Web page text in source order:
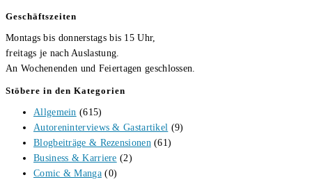
Geschäftszeiten
Montags bis donnerstags bis 15 Uhr,
freitags je nach Auslastung.
An Wochenenden und Feiertagen geschlossen.
Stöbere in den Kategorien
Allgemein (615)
Autoreninterviews & Gastartikel (9)
Blogbeiträge & Rezensionen (61)
Business & Karriere (2)
Comic & Manga (0)